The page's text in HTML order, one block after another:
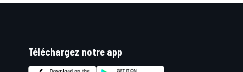
Téléchargez notre app